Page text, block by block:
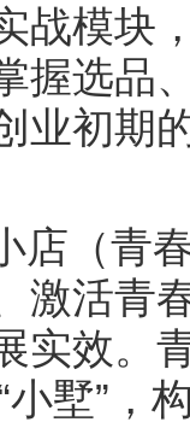
战模块
握选品
业初期
店（青
激活青
实效。
墅”，